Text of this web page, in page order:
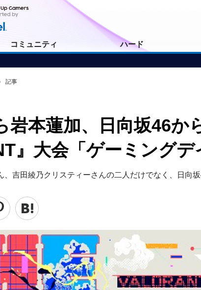
コミュニティ ハード
› 記事
岩本蓮加、日向坂46か
』大会「ゲーミング
、吉田綾乃クリスティーさんの二人だけでなく、日向